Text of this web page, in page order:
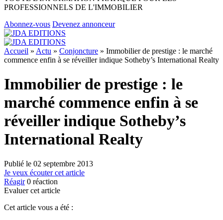
PROFESSIONNELS DE L'IMMOBILIER
Abonnez-vous Devenez annonceur
Accueil » Actu » Conjoncture » Immobilier de prestige : le marché
commence enfin à se réveiller indique Sotheby’s International Realty
Immobilier de prestige : le
marché commence enfin à se
réveiller indique Sotheby’s
International Realty
Publié le 02 septembre 2013
Je veux écouter cet article
Réagir 0 réaction
Evaluer cet article
Cet article vous a été :